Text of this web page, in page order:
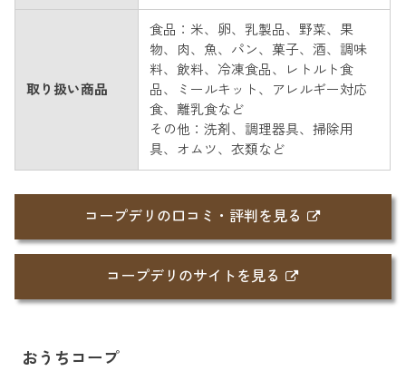
取り扱い商品
食品：米、卵、乳製品、野菜、果
物、肉、魚、パン、菓子、酒、調味
料、飲料、冷凍食品、レトルト食
品、ミールキット、アレルギー対応
食、離乳食など
その他：洗剤、調理器具、掃除用
具、オムツ、衣類など
コープデリの口コミ・評判を見る
コープデリのサイトを見る
おうちコープ